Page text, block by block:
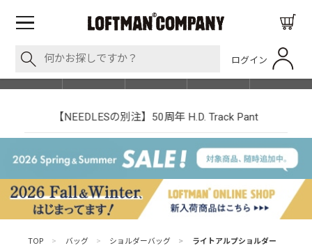
ログイン
SHOP LIST
【NEEDLESの別注】50周年 H.D. Track Pant
TOP > バッグ > ショルダーバッグ > ライトアルプショルダー